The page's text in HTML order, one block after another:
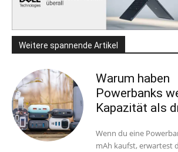
Weitere spannende Artikel
Warum haben
Powerbanks
Kapazität als
Wenn du eine
mAh kaufst, erwartest